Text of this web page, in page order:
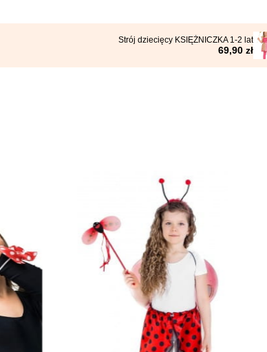
Strój dziecięcy KSIĘŻNICZKA 1-2 lat
69,90 zł